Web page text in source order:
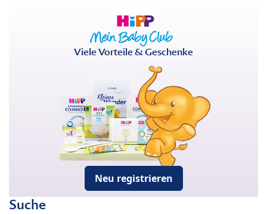
Viele Vorteile & Geschenke
Neu registrieren
Suche